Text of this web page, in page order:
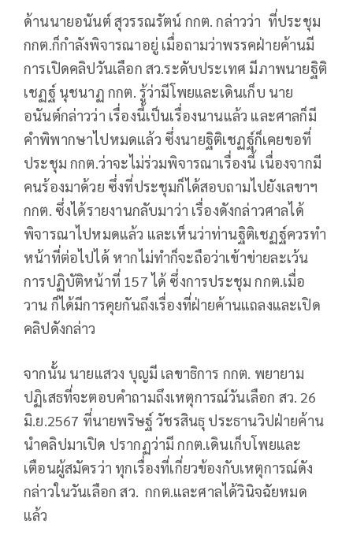
ด้านนายอนันต์ สุวรรณรัตน์ กกต. กล่าวว่า ที่ประชุม
กกต.ก็กำลังพิจารณาอยู่ เมื่อถามว่าพรรคฝ่ายค้านมี
การเปิดคลิปวันเลือก สว.ระดับประเทศ มีภาพนายฐิติ
เชฏฐ์ นุชนาฏ กกต. รู้ว่ามีโพยและเดินเก็บ นาย
อนันต์กล่าวว่า เรื่องนี้เป็นเรื่องนานแล้ว และศาลก็มี
คำพิพากษาไปหมดแล้ว ซึ่งนายฐิติเชฏฐ์ก็เคยขอที่
ประชุม กกต.ว่าจะไม่ร่วมพิจารณาเรื่องนี้ เนื่องจากมี
คนร้องมาด้วย ซึ่งที่ประชุมก็ได้สอบถามไปยังเลขาฯ
กกต. ซึ่งได้รายงานกลับมาว่า เรื่องดังกล่าวศาลได้
พิจารณาไปหมดแล้ว และเห็นว่าท่านฐิติเชฏฐ์ควรทำ
หน้าที่ต่อไปได้ หากไม่ทำก็จะถือว่าเข้าข่ายละเว้น
การปฏิบัติหน้าที่ 157 ได้ ซึ่งการประชุม กกต.เมื่อ
วาน ก็ได้มีการคุยกันถึงเรื่องที่ฝ่ายค้านแถลงและเปิด
คลิปดังกล่าว
จากนั้น นายแสวง บุญมี เลขาธิการ กกต. พยายาม
ปฏิเสธที่จะตอบคำถามถึงเหตุการณ์วันเลือก สว. 26
มิ.ย.2567 ที่นายพริษฐ์ วัชรสินธุ ประธานวิปฝ่ายค้าน
นำคลิปมาเปิด ปรากฏว่ามี กกต.เดินเก็บโพยและ
เตือนผู้สมัครว่า ทุกเรื่องที่เกี่ยวข้องกับเหตุการณ์ดัง
กล่าวในวันเลือก สว. กกต.และศาลได้วินิจฉัยหมด
แล้ว